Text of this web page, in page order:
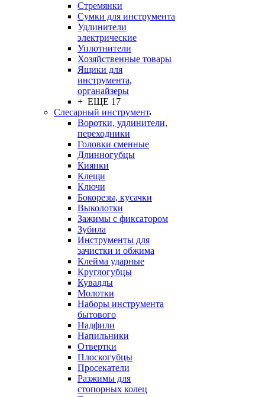
Стремянки
Сумки для инструмента
Удлинители
электрические
Уплотнители
Хозяйственные товары
Ящики для
инструмента,
органайзеры
+ ЕЩЕ 17
Слесарный инструмент
Воротки, удлинители,
переходники
Головки сменные
Длинногубцы
Киянки
Клещи
Ключи
Бокорезы, кусачки
Выколотки
Зажимы с фиксатором
Зубила
Инструменты для
зачистки и обжима
Клейма ударные
Круглогубцы
Кувалды
Молотки
Наборы инструмента
бытового
Надфили
Напильники
Отвертки
Плоскогубцы
Просекатели
Разжимы для
стопорных колец